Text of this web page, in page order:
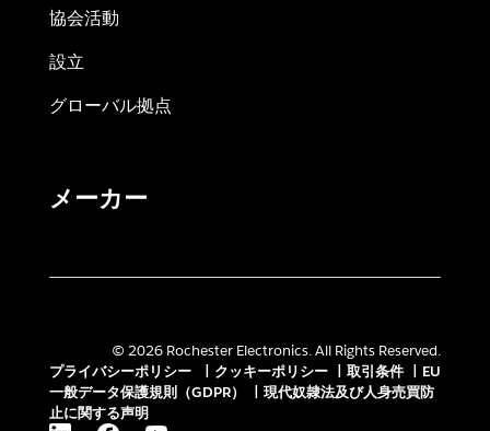
協会活動
設立
グローバル拠点
メーカー
© 2026 Rochester Electronics. All Rights Reserved.
プライバシーポリシー
クッキーポリシー 取引条件
EU
一般データ保護規則（GDPR）
現代奴隷法及び人身売買防
止に関する声明